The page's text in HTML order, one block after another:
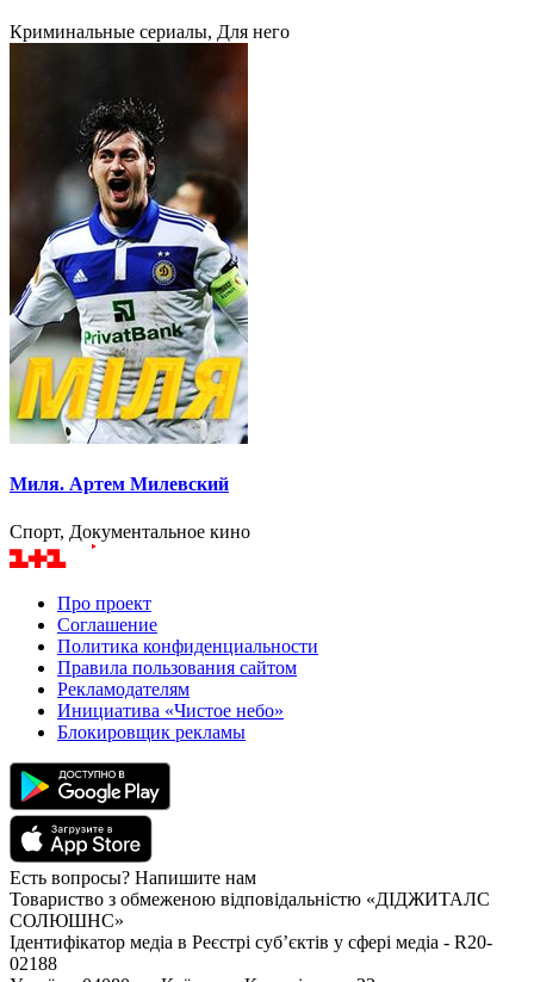
Криминальные сериалы, Для него
Миля. Артем Милевский
Спорт, Документальное кино
Про проект
Соглашение
Политика конфиденциальности
Правила пользования сайтом
Рекламодателям
Инициатива «Чистое небо»
Блокировщик рекламы
Есть вопросы? Напишите нам
Товариство з обмеженою відповідальністю «ДІДЖИТАЛС
СОЛЮШНС»
Ідентифікатор медіа в Реєстрі суб’єктів у сфері медіа - R20-
02188